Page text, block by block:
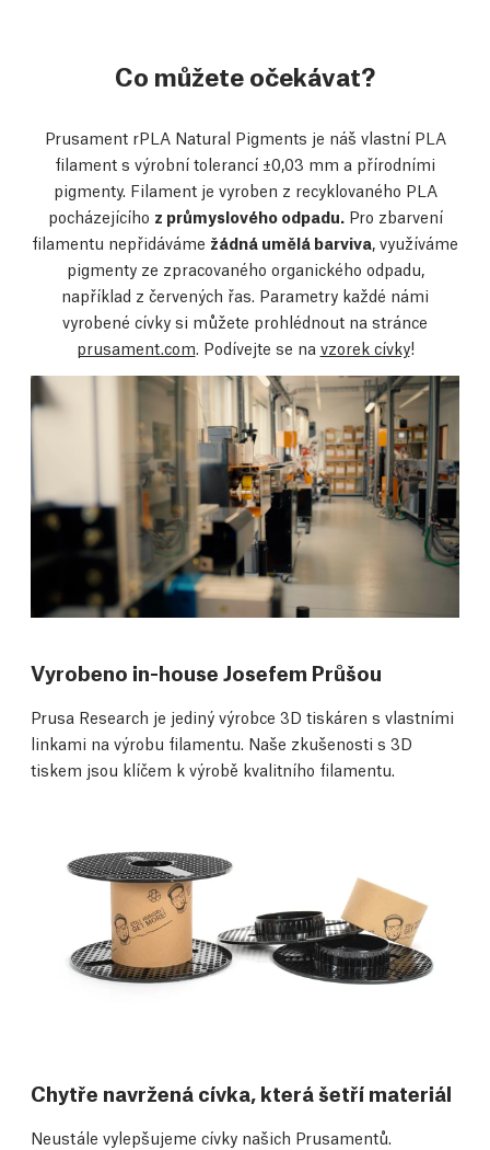
Co můžete očekávat?
Prusament rPLA Natural Pigments je náš vlastní PLA
filament s výrobní tolerancí ±0,03 mm a přírodními
pigmenty. Filament je vyroben z recyklovaného PLA
pocházejícího z průmyslového odpadu.Pro zbarvení
filamentu nepřidáváme žádná umělá barviva, využíváme
pigmenty ze zpracovaného organického odpadu,
například z červených řas. Parametry každé námi
vyrobené cívky si můžete prohlédnout na stránce
prusament.com. Podívejte se na vzorek cívky!
Vyrobeno in-house Josefem Průšou
Prusa Research je jediný výrobce 3D tiskáren s vlastními
linkami na výrobu filamentu. Naše zkušenosti s 3D
tiskem jsou klíčem k výrobě kvalitního filamentu.
Chytře navržená cívka, která šetří materiál
Neustále vylepšujeme cívky našich Prusamentů.